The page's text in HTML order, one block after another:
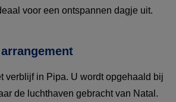
voor een ontspannen dagje uit.
verblijf in Pipa. U wordt opgehaald bij
de luchthaven gebracht van Natal.